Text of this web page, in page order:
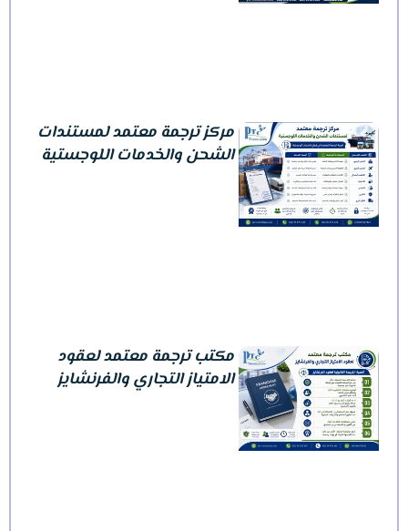
مركز ترجمة معتمد لمستندات
الشحن والخدمات اللوجستية
مكتب ترجمة معتمد لعقود
الامتياز التجاري والفرنشايز